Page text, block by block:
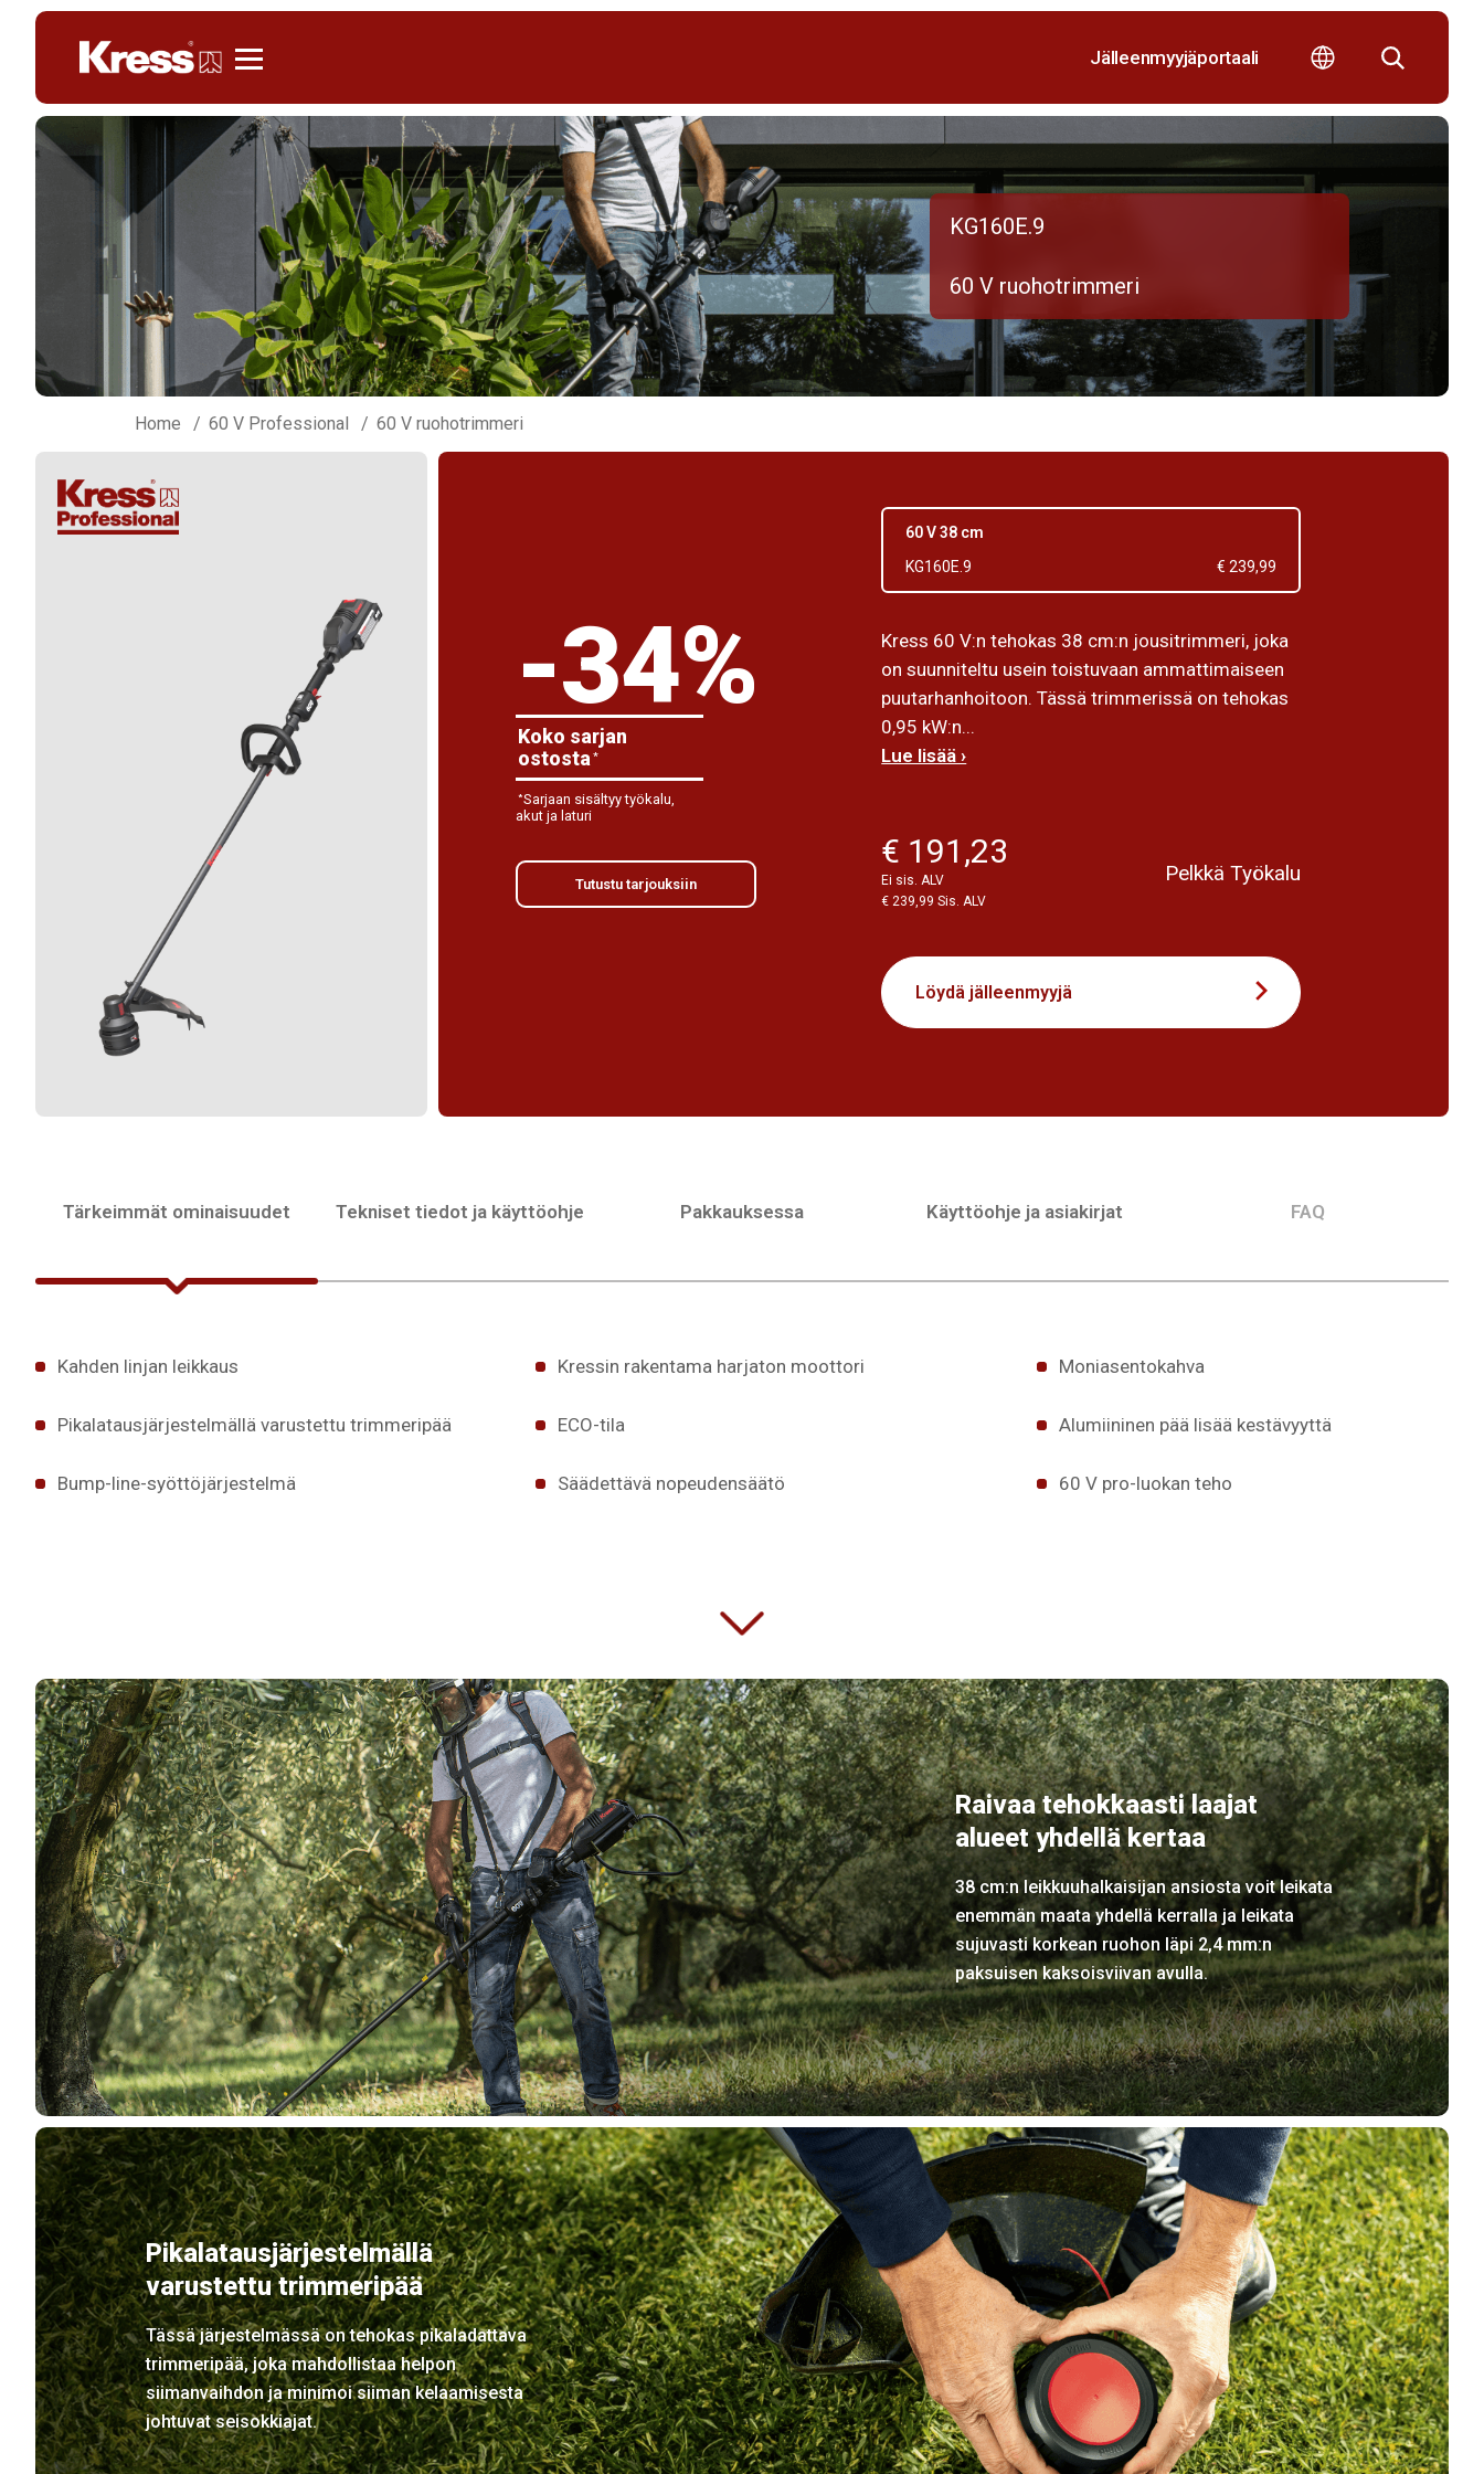
Jälleenmyyjäportaali
KG160E.9
60 V ruohotrimmeri
Home 60 V Professional 60 V ruohotrimmeri
-34%
Koko sarjan
ostosta *
*Sarjaan sisältyy työkalu,
akut ja laturi
Tutustu tarjouksiin
60 V 38 cm
KG160E.9
€ 239,99
Kress 60 V:n tehokas 38 cm:n jousitrimmeri, joka
on suunniteltu usein toistuvaan ammattimaiseen
puutarhanhoitoon. Tässä trimmerissä on tehokas
0,95 kW:n...
Lue lisää ›
€ 191,23
Ei sis. ALV
€ 239,99 Sis. ALV
Pelkkä Työkalu
Löydä jälleenmyyjä
Tärkeimmät ominaisuudet Tekniset tiedot ja käyttöohje Pakkauksessa Käyttöohje ja asiakirjat FAQ
Kahden linjan leikkaus
Pikalatausjärjestelmällä varustettu trimmeripää
Bump-line-syöttöjärjestelmä
Kressin rakentama harjaton moottori
ECO-tila
Säädettävä nopeudensäätö
Moniasentokahva
Alumiininen pää lisää kestävyyttä
60 V pro-luokan teho
Raivaa tehokkaasti laajat
alueet yhdellä kertaa
38 cm:n leikkuuhalkaisijan ansiosta voit leikata
enemmän maata yhdellä kerralla ja leikata
sujuvasti korkean ruohon läpi 2,4 mm:n
paksuisen kaksoisviivan avulla.
Pikalatausjärjestelmällä
varustettu trimmeripää
Tässä järjestelmässä on tehokas pikaladattava
trimmeripää, joka mahdollistaa helpon
siimanvaihdon ja minimoi siiman kelaamisesta
johtuvat seisokkiajat.